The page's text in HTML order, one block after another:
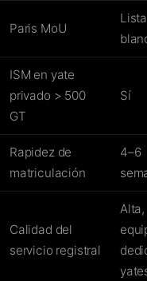
Paris MoU
Lista
ISM en yate
privado > 500
GT
Sí
Rapidez de
matriculación
4–6
Calidad del
servicio registral
Alta,